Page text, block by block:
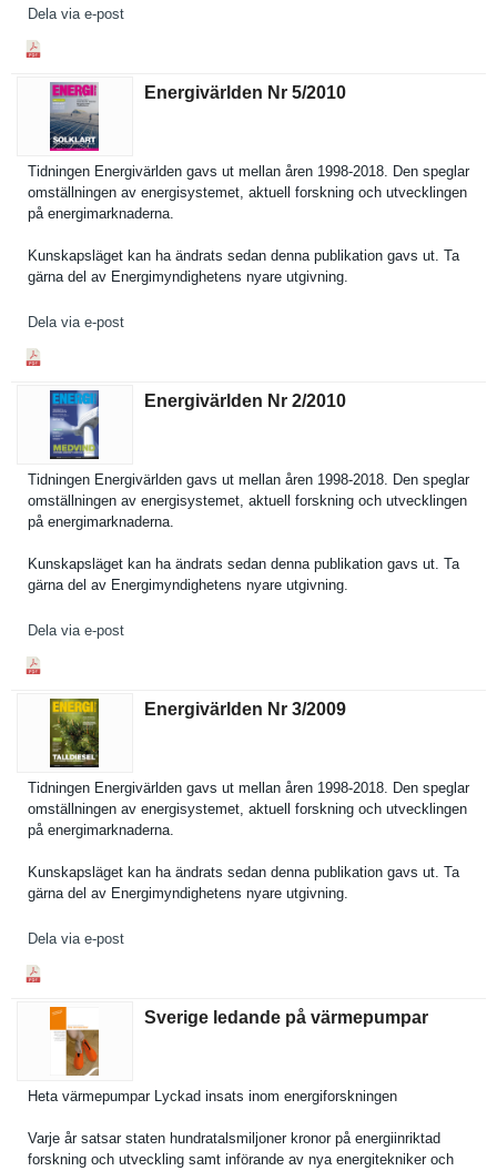
Dela via e-post
Energivärlden Nr 5/​2010
Tidningen Energivärl­den gavs ut mellan åren 1998-2018. Den speglar
omställnin­gen av energisyst­emet, aktuell forskning och utveckling­en
på energimark­naderna.
Kunskapslä­get kan ha ändrats sedan denna publikatio­n gavs ut. Ta
gärna del av Energimynd­ighetens nyare utgivning.
Dela via e-post
Energivärlden Nr 2/​2010
Tidningen Energivärl­den gavs ut mellan åren 1998-2018. Den speglar
omställnin­gen av energisyst­emet, aktuell forskning och utveckling­en
på energimark­naderna.
Kunskapslä­get kan ha ändrats sedan denna publikatio­n gavs ut. Ta
gärna del av Energimynd­ighetens nyare utgivning.
Dela via e-post
Energivärlden Nr 3/​2009
Tidningen Energivärl­den gavs ut mellan åren 1998-2018. Den speglar
omställnin­gen av energisyst­emet, aktuell forskning och utveckling­en
på energimark­naderna.
Kunskapslä­get kan ha ändrats sedan denna publikatio­n gavs ut. Ta
gärna del av Energimynd­ighetens nyare utgivning.
Dela via e-post
Sverige ledande på värmepumpar
Heta värmepumpa­r Lyckad insats inom energifors­kningen
Varje år satsar staten hundratals­miljoner kronor på energiinri­ktad
forskning och utveckling samt införande av nya energitekn­iker och